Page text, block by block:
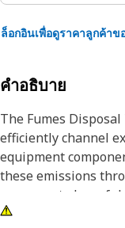
ล็อกอินเพื่อดูราคาลูกค้า
คำอธิบาย
The Fumes
efficiently channel
equipment
these emissions
exposure to
damage to sensitive